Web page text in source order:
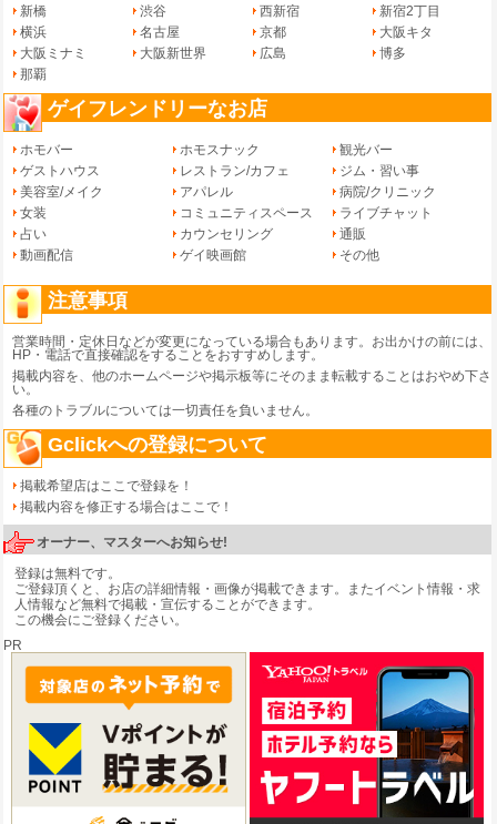
新橋
渋谷 西新宿
新宿2丁目
横浜
名古屋 京都
大阪キタ
大阪ミナミ
大阪新世界 広島
博多
那覇
ゲイフレンドリーなお店
ホモバー ホモスナック
観光バー
ゲストハウス
レストラン/カフェ
ジム・習い事
美容室/メイク
アパレル
病院/クリニック
女装
コミュニティスペース
ライブチャット
占い
カウンセリング
通販
動画配信
ゲイ映画館 その他
注意事項
営業時間・定休日などが変更になっている場合もあります。お出かけの前には、
HP・電話で直接確認をすることをおすすめします。
掲載内容を、他のホームページや掲示板等にそのまま転載することはおやめ下さ
い。
各種のトラブルについては一切責任を負いません。
Gclickへの登録について
掲載希望店はここで登録を！
掲載内容を修正する場合はここで！
オーナー、マスターへお知らせ!
登録は無料です。
ご登録頂くと、お店の詳細情報・画像が掲載できます。またイベント情報・求
人情報など無料で掲載・宣伝することができます。
この機会にご登録ください。
PR